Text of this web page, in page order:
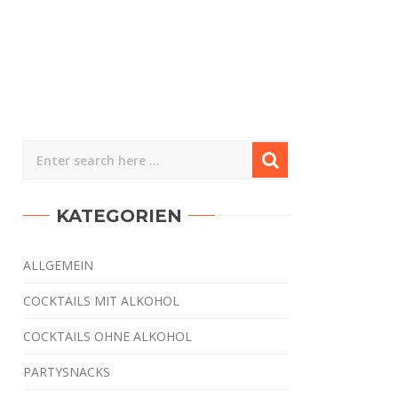
KATEGORIEN
ALLGEMEIN
COCKTAILS MIT ALKOHOL
COCKTAILS OHNE ALKOHOL
PARTYSNACKS